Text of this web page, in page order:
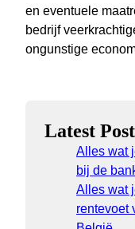
en eventuele
bedrijf
ongunstige
Latest Post
Alles wat
bij de
Alles wat
rentevoet